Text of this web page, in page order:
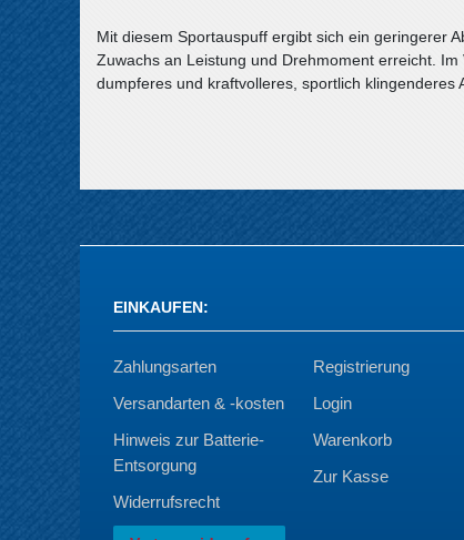
Mit diesem Sportauspuff ergibt sich ein geringerer
Zuwachs an Leistung und Drehmoment erreicht.
dumpferes und kraftvolleres, sportlich klingenderes
EINKAUFEN:
Zahlungsarten
Versandarten & -kosten
Hinweis zur Batterie-
Entsorgung
Widerrufsrecht
Registrierung
Login
Warenkorb
Zur Kasse